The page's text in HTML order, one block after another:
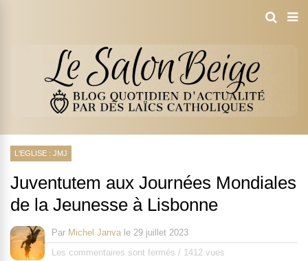
L'EGLISE : JMJ
Juventutem aux Journées Mondiales
de la Jeunesse à Lisbonne
Par Michel Janva le 29 juillet 2023
Les commentaires sont fermés / 1412 vues